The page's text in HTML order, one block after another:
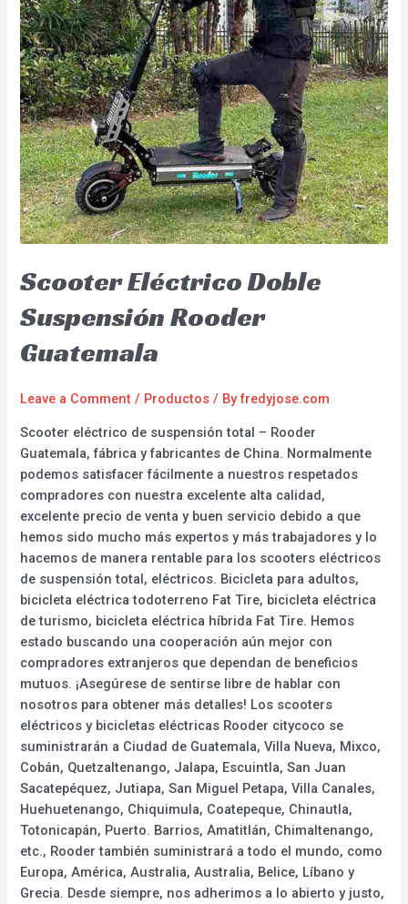
Scooter Eléctrico Doble
Suspensión Rooder
Guatemala
Leave a Comment / Productos / Byfredyjose.com
Scooter eléctrico de suspensión total – Rooder
Guatemala, fábrica y fabricantes de China. Normalmente
podemos satisfacer fácilmente a nuestros respetados
compradores con nuestra excelente alta calidad,
excelente precio de venta y buen servicio debido a que
hemos sido mucho más expertos y más trabajadores y lo
hacemos de manera rentable para los scooters eléctricos
de suspensión total, eléctricos. Bicicleta para adultos,
bicicleta eléctrica todoterreno Fat Tire, bicicleta eléctrica
de turismo, bicicleta eléctrica híbrida Fat Tire. Hemos
estado buscando una cooperación aún mejor con
compradores extranjeros que dependan de beneficios
mutuos. ¡Asegúrese de sentirse libre de hablar con
nosotros para obtener más detalles! Los scooters
eléctricos y bicicletas eléctricas Rooder citycoco se
suministrarán a Ciudad de Guatemala, Villa Nueva, Mixco,
Cobán, Quetzaltenango, Jalapa, Escuintla, San Juan
Sacatepéquez, Jutiapa, San Miguel Petapa, Villa Canales,
Huehuetenango, Chiquimula, Coatepeque, Chinautla,
Totonicapán, Puerto. Barrios, Amatitlán, Chimaltenango,
etc., Rooder también suministrará a todo el mundo, como
Europa, América, Australia, Australia, Belice, Líbano y
Grecia. Desde siempre, nos adherimos a lo abierto y justo,